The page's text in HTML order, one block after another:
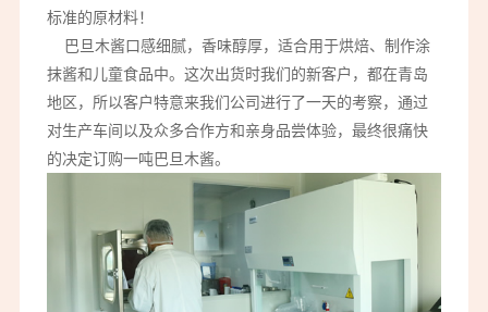
标准的原材料！
巴旦木酱口感细腻，香味醇厚，适合用于烘焙、制作涂
抹酱和儿童食品中。这次出货时我们的新客户，都在青岛
地区，所以客户特意来我们公司进行了一天的考察，通过
对生产车间以及众多合作方和亲身品尝体验，最终很痛快
的决定订购一吨巴旦木酱。